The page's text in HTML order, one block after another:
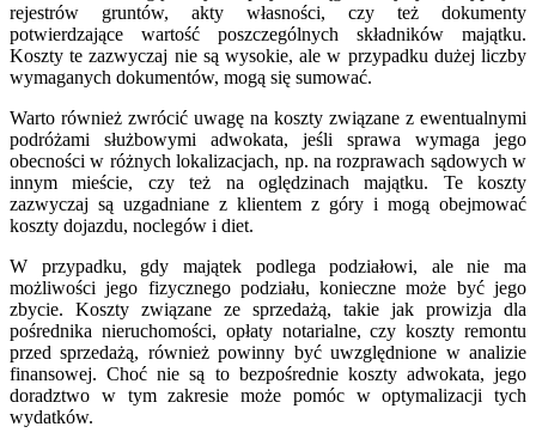
rejestrów gruntów, akty własności, czy też dokumenty
potwierdzające wartość poszczególnych składników majątku.
Koszty te zazwyczaj nie są wysokie, ale w przypadku dużej liczby
wymaganych dokumentów, mogą się sumować.
Warto również zwrócić uwagę na koszty związane z ewentualnymi
podróżami służbowymi adwokata, jeśli sprawa wymaga jego
obecności w różnych lokalizacjach, np. na rozprawach sądowych w
innym mieście, czy też na oględzinach majątku. Te koszty
zazwyczaj są uzgadniane z klientem z góry i mogą obejmować
koszty dojazdu, noclegów i diet.
W przypadku, gdy majątek podlega podziałowi, ale nie ma
możliwości jego fizycznego podziału, konieczne może być jego
zbycie. Koszty związane ze sprzedażą, takie jak prowizja dla
pośrednika nieruchomości, opłaty notarialne, czy koszty remontu
przed sprzedażą, również powinny być uwzględnione w analizie
finansowej. Choć nie są to bezpośrednie koszty adwokata, jego
doradztwo w tym zakresie może pomóc w optymalizacji tych
wydatków.